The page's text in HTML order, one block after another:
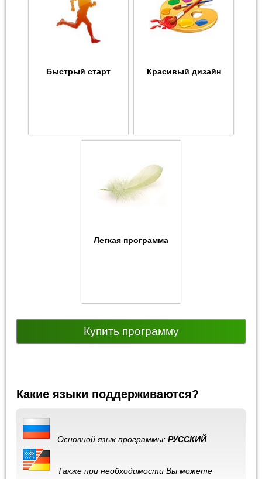
Быстрый старт Красивый дизайн
Легкая программа
Купить программу
Какие языки поддерживаются?
Основной язык программы:РУССКИЙ
Также при необходимости Вы можете